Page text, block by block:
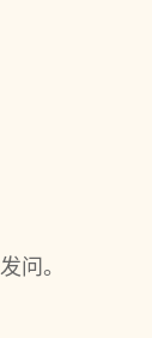
问。